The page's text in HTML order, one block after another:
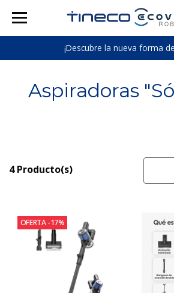
¡Descubre la nueva forma
Aspiradoras
4 Producto(s)
OFERTA -17%